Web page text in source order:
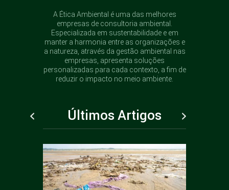
A Ética Ambiental é uma das melhores
empresas de consultoria ambiental.
Especializada em sustentabilidade e em
manter a harmonia entre as organizações e
a natureza, através da gestão ambiental nas
empresas, apresenta soluções
personalizadas para cada contexto, a fim de
reduzir o impacto no meio ambiente.
Últimos Artigos